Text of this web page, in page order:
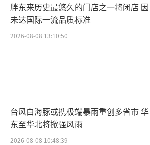
胖东来历史最悠久的门店之一将闭店 因
未达国际一流品质标准
2026-08-08 13:10:50
台风白海豚或携极端暴雨重创多省市 华
东至华北将掀强风雨
2026-08-08 10:48:39